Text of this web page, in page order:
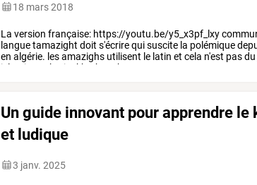
18 mars 2018
La version française: https://youtu.be/y5_x3pf_lxy
languetamazight doit s'écrirequisuscite la polémique
en algérie. lesamazighs utilisent le latin et cela n'est pasdu
islamistes.
karim kherbouche
Un guide innovant pour apprendre
et ludique
3 janv. 2025